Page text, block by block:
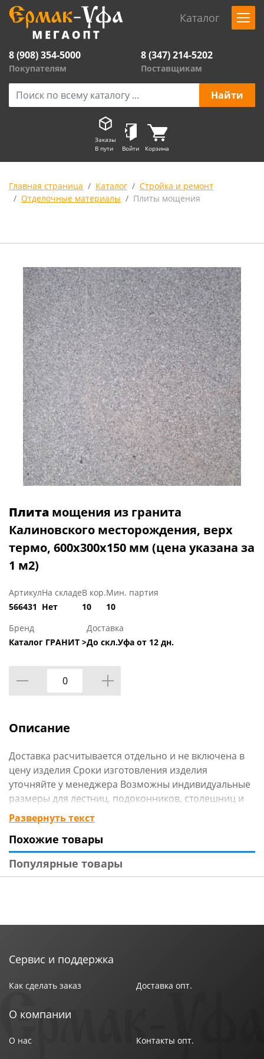
Каталог
8 (908) 354-5000
Покупателям
8 (347) 214-5202
Поставщикам
Заказы
В пути
Войти Корзина
Главная страница Каталог
Стройка и ремонт
Отделочные материалы
Плиты мощения
Плита мощения из гранита
Калиновского месторождения, верх
термо, 600х300х150 мм (цена указана за
1 м2)
Артикул
566431
На складе
Нет
В кор.
10
Мин. партия
10
Бренд
Каталог ГРАНИТ >
Доставка
До скл.Уфа от 12 дн.
Описание
Доставка расчитывается отдельно и не включена в
цену изделия Сроки изготовления изделия
уточняйте у менеджера Возможны индивидуальные
размеры для лестниц, подоконников, столешниц и
тд. Максимальный размер распила 1200*600
Развернуть текст
Похожие товары
Популярные товары
Сервис и поддержка
Как сделать заказ Доставка опт.
О компании
О нас Контакты опт.